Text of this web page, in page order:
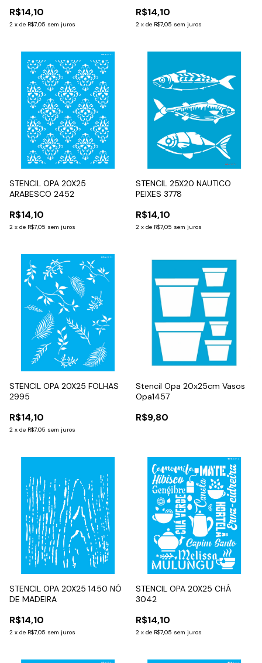
R$14,10
2 x de R$7,05 sem juros
R$14,10
2 x de R$7,05 sem juros
STENCIL OPA 20X25
ARABESCO 2452
R$14,10
2 x de R$7,05 sem juros
STENCIL 25X20 NAUTICO
PEIXES 3778
R$14,10
2 x de R$7,05 sem juros
STENCIL OPA 20X25 FOLHAS
2995
R$14,10
2 x de R$7,05 sem juros
Stencil Opa 20x25cm Vasos
Opa1457
R$9,80
STENCIL OPA 20X25 1450 NÓ
DE MADEIRA
R$14,10
2 x de R$7,05 sem juros
STENCIL OPA 20X25 CHÁ
3042
R$14,10
2 x de R$7,05 sem juros